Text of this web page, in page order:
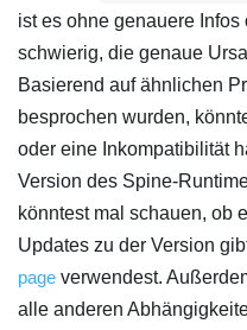
ist es ohne genauere
schwierig, die genaue
Basierend auf ähnlichen
besprochen wurden,
oder eine Inkompatibilität
Version des Spine-
könntest mal schauen, ob
Updates zu der Version
page verwendest.
alle anderen